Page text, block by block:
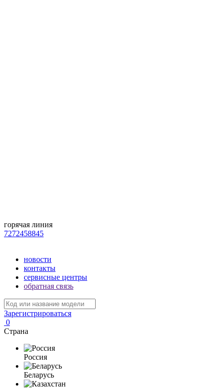
горячая линия
7272458845
новости
контакты
сервисные центры
обратная связь
Зарегистрироваться
0
Страна
Россия
Беларусь